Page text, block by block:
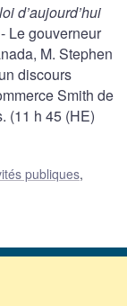
d’aujourd’hui
- Le gouverneur
M. Stephen
discours
Smith de
(11 h 45 (HE)
publiques,